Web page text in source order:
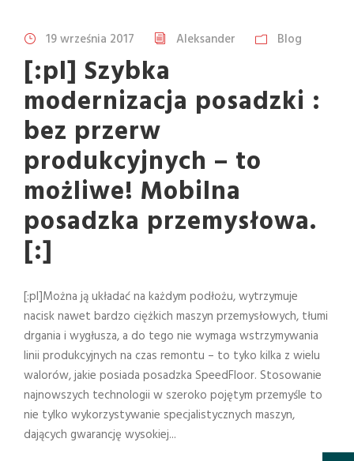
19 września 2017 Aleksander Blog
[:pl] Szybka
modernizacja posadzki :
bez przerw
produkcyjnych – to
możliwe! Mobilna
posadzka przemysłowa.
[:]
[:pl]Można ją układać na każdym podłożu, wytrzymuje
nacisk nawet bardzo ciężkich maszyn przemysłowych, tłumi
drgania i wygłusza, a do tego nie wymaga wstrzymywania
linii produkcyjnych na czas remontu – to tyko kilka z wielu
walorów, jakie posiada posadzka SpeedFloor. Stosowanie
najnowszych technologii w szeroko pojętym przemyśle to
nie tylko wykorzystywanie specjalistycznych maszyn,
dających gwarancję wysokiej...